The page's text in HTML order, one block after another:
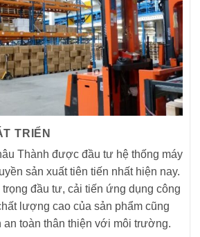
TRIỂN
Thành được đầu tư hệ thống máy
sản xuất tiên tiến nhất hiện nay.
đầu tư, cải tiến ứng dụng công
lượng cao của sản phẩm cũng
an toàn thân thiện với môi trường.